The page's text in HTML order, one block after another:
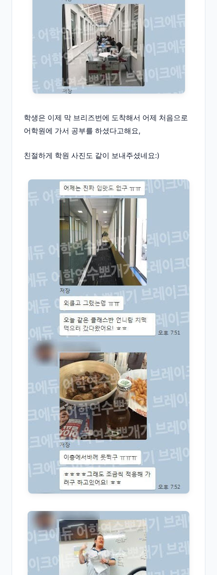
학생은 이제 막 브리즈번에 도착해서 어제 처음으로
어학원에 가서 공부를 하셨다고해요,
친절하게 학원 사진도 같이 보내주셨네요:)